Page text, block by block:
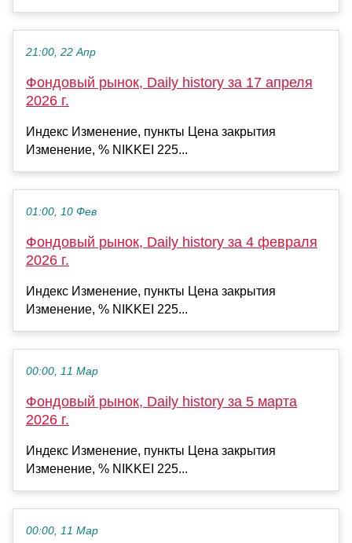
21:00, 22 Апр
Фондовый рынок, Daily history за 17 апреля
2026 г.
Индекс Изменение, пункты Цена закрытия
Изменение, % NIKKEI 225...
01:00, 10 Фев
Фондовый рынок, Daily history за 4 февраля
2026 г.
Индекс Изменение, пункты Цена закрытия
Изменение, % NIKKEI 225...
00:00, 11 Мар
Фондовый рынок, Daily history за 5 марта
2026 г.
Индекс Изменение, пункты Цена закрытия
Изменение, % NIKKEI 225...
00:00, 11 Мар